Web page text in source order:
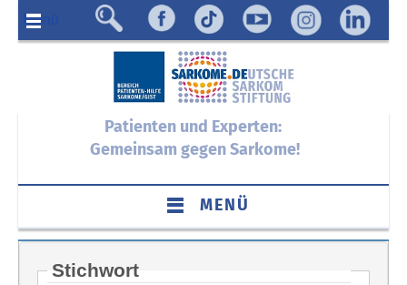
Menü
Patienten und Experten:
Gemeinsam gegen Sarkome!
MENÜ
Stichwort